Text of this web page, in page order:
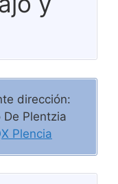
dirección:
Plentzia
Plencia